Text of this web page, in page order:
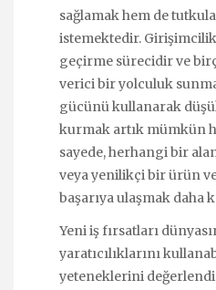
sağlamak hem de
istemektedir.
geçirme sürecidir ve
verici bir yolculuk
gücünü kullanarak
kurmak artık mümkün
sayede, herhangi bir
veya yenilikçi bir ürün
başarıya ulaşmak daha
Yeni iş fırsatları
yaratıcılıklarını
yeteneklerini